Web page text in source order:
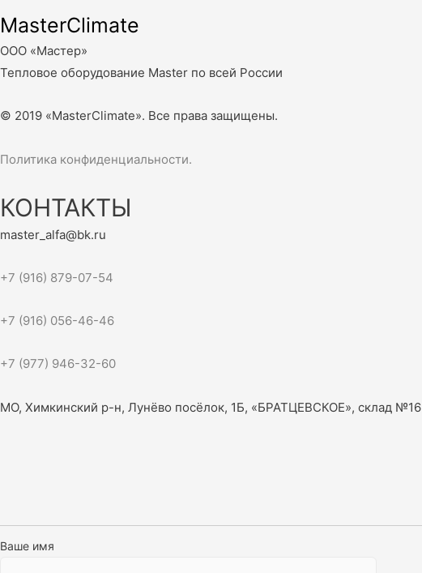
MasterClimate
ООО «Мастер»
Тепловое оборудование Master по всей России
© 2019 «MasterClimate». Все права защищены.
Политика конфиденциальности.
КОНТАКТЫ
master_alfa@bk.ru
+7 (916) 879-07-54
+7 (916) 056-46-46
+7 (977) 946-32-60
МО, Химкинский р-н, Лунёво посёлок, 1Б, «БРАТЦЕВСКОЕ», склад №16
Ваше имя